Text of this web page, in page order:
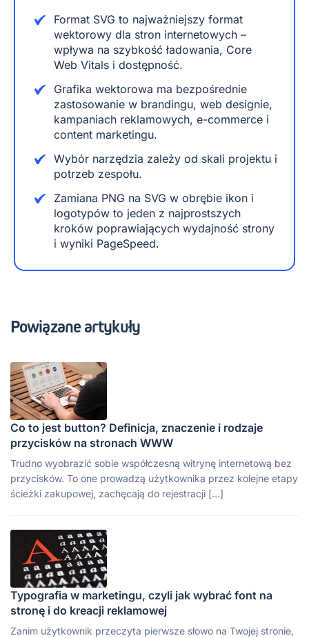
Format SVG to najważniejszy format
wektorowy dla stron internetowych –
wpływa na szybkość ładowania, Core
Web Vitals i dostępność.
Grafika wektorowa ma bezpośrednie
zastosowanie w brandingu, web designie,
kampaniach reklamowych, e-commerce i
content marketingu.
Wybór narzędzia zależy od skali projektu i
potrzeb zespołu.
Zamiana PNG na SVG w obrębie ikon i
logotypów to jeden z najprostszych
kroków poprawiających wydajność strony
i wyniki PageSpeed.
Powiązane artykuły
Co to jest button? Definicja, znaczenie i rodzaje
przycisków na stronach WWW
Trudno wyobrazić sobie współczesną witrynę internetową bez
przycisków. To one prowadzą użytkownika przez kolejne etapy
ścieżki zakupowej, zachęcają do rejestracji […]
Typografia w marketingu, czyli jak wybrać font na
stronę i do kreacji reklamowej
Zanim użytkownik przeczyta pierwsze słowo na Twojej stronie,